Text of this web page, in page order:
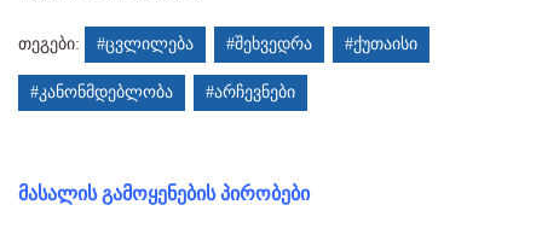
თეგები: #ცვლილება #შეხვედრა #ქუთაისი
#კანონმდებლობა #არჩევნები
მასალის გამოყენების პირობები